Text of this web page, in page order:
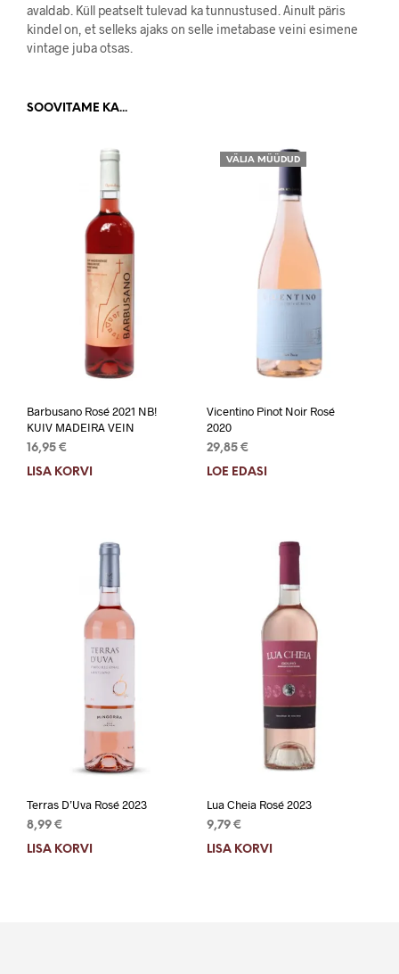
avaldab. Küll peatselt tulevad ka tunnustused. Ainult päris
kindel on, et selleks ajaks on selle imetabase veini esimene
vintage juba otsas.
SOOVITAME KA...
Barbusano Rosé 2021 NB!
KUIV MADEIRA VEIN
16,95 €
LISA KORVI
VÄLJA MÜÜDUD
Vicentino Pinot Noir Rosé
2020
29,85 €
LOE EDASI
Terras D’Uva Rosé 2023
8,99 €
LISA KORVI
Lua Cheia Rosé 2023
9,79 €
LISA KORVI